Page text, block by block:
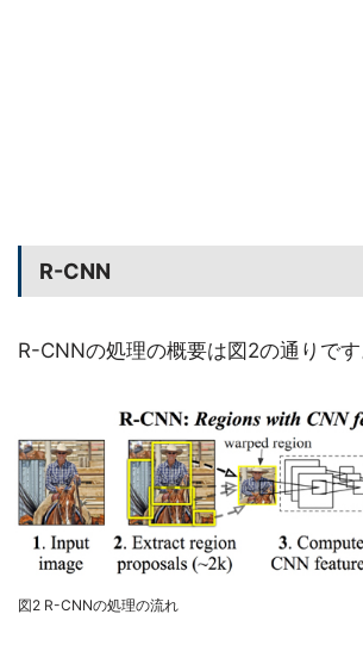
R-CNN
R-CNNの処理の概要は図2の通りです
図2 R-CNNの処理の流れ